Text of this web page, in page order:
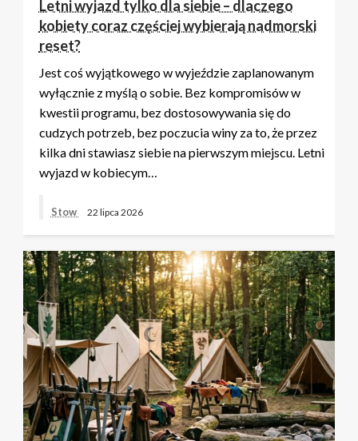
Letni wyjazd tylko dla siebie – dlaczego
kobiety coraz częściej wybierają nadmorski
reset?
Jest coś wyjątkowego w wyjeździe zaplanowanym
wyłącznie z myślą o sobie. Bez kompromisów w
kwestii programu, bez dostosowywania się do
cudzych potrzeb, bez poczucia winy za to, że przez
kilka dni stawiasz siebie na pierwszym miejscu. Letni
wyjazd w kobiecym…
Stow 22 lipca 2026